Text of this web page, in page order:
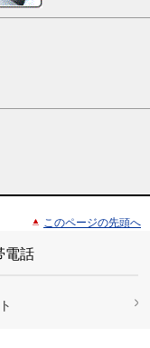
このページの先頭へ
電話